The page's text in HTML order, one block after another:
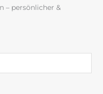
– persönlicher &